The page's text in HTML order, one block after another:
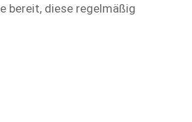
bereit, diese regelmäßig